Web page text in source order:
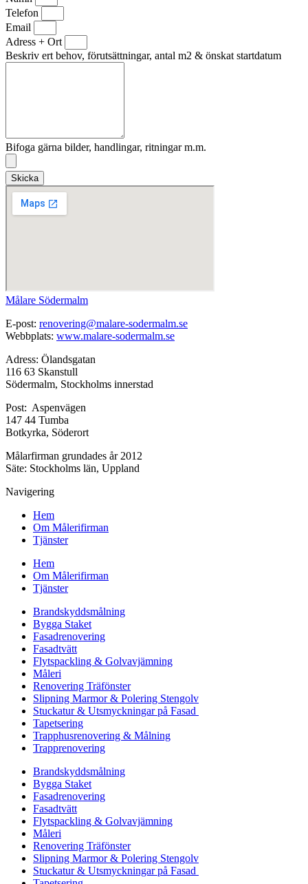
Telefon
Email
Adress + Ort
Beskriv ert behov, förutsättningar, antal m2 & önskat startdatum
Bifoga gärna bilder, handlingar, ritningar m.m.
Skicka
Målare Södermalm
E-post: renovering@malare-sodermalm.se
Webbplats: www.malare-sodermalm.se
Adress: Ölandsgatan
116 63 Skanstull
Södermalm, Stockholms innerstad
Post: Aspenvägen
147 44 Tumba
Botkyrka, Söderort
Målarfirman grundades år 2012
Säte: Stockholms län, Uppland
Navigering
Hem
Om Målerifirman
Tjänster
Hem
Om Målerifirman
Tjänster
Brandskyddsmålning
Bygga Staket
Fasadrenovering
Fasadtvätt
Flytspackling & Golvavjämning
Måleri
Renovering Träfönster
Slipning Marmor & Polering Stengolv
Stuckatur & Utsmyckningar på Fasad
Tapetsering
Trapphusrenovering & Målning
Trapprenovering
Brandskyddsmålning
Bygga Staket
Fasadrenovering
Fasadtvätt
Flytspackling & Golvavjämning
Måleri
Renovering Träfönster
Slipning Marmor & Polering Stengolv
Stuckatur & Utsmyckningar på Fasad